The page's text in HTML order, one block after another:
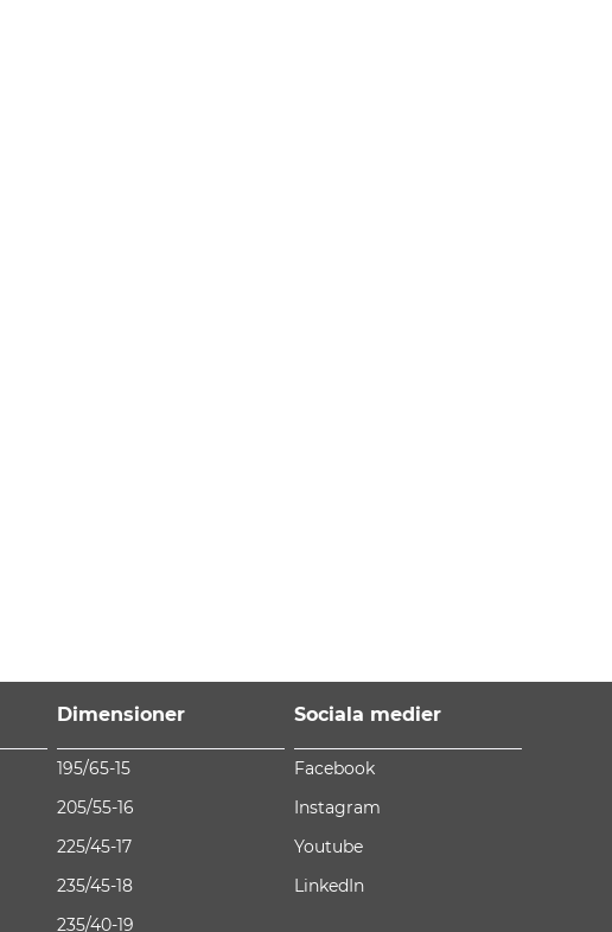
Dimensioner
195/65-15
205/55-16
225/45-17
235/45-18
235/40-19
Sociala medier
Facebook
Instagram
Youtube
LinkedIn